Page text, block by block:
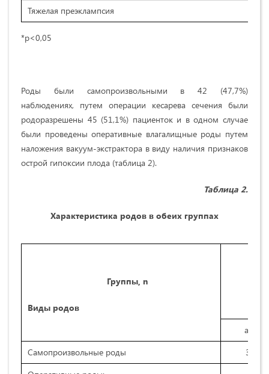
Тяжелая преэклампсия
*р<0,05
Роды были самопроизвольными в 42 (47,7%)
наблюдениях, путем операции кесарева сечения были
родоразрешены 45 (51,1%) пациенток и в одном случае
были проведены оперативные влагалищные роды путем
наложения вакуум-экстрактора в виду наличия признаков
острой гипоксии плода (таблица 2).
Таблица 2.
Характеристика родов в обеих группах
Группы, n
Виды родов
абс
Самопроизвольные роды
30